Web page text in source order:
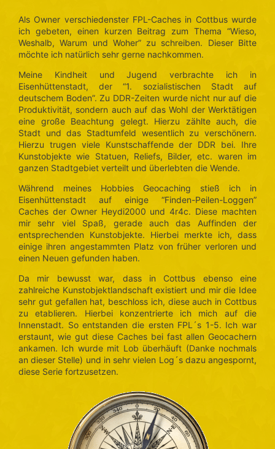
Als Owner verschiedenster FPL-Caches in Cottbus wurde
ich gebeten, einen kurzen Beitrag zum Thema “Wieso,
Weshalb, Warum und Woher” zu schreiben. Dieser Bitte
möchte ich natürlich sehr gerne nachkommen.
Meine Kindheit und Jugend verbrachte ich in
Eisenhüttenstadt, der “1. sozialistischen Stadt auf
deutschem Boden”. Zu DDR-Zeiten wurde nicht nur auf die
Produktivität, sondern auch auf das Wohl der Werktätigen
eine große Beachtung gelegt. Hierzu zählte auch, die
Stadt und das Stadtumfeld wesentlich zu verschönern.
Hierzu trugen viele Kunstschaffende der DDR bei. Ihre
Kunstobjekte wie Statuen, Reliefs, Bilder, etc. waren im
ganzen Stadtgebiet verteilt und überlebten die Wende.
Während meines Hobbies Geocaching stieß ich in
Eisenhüttenstadt auf einige “Finden-Peilen-Loggen”
Caches der Owner Heydi2000 und 4r4c. Diese machten
mir sehr viel Spaß, gerade auch das Auffinden der
entsprechenden Kunstobjekte. Hierbei merkte ich, dass
einige ihren angestammten Platz von früher verloren und
einen Neuen gefunden haben.
Da mir bewusst war, dass in Cottbus ebenso eine
zahlreiche Kunstobjektlandschaft existiert und mir die Idee
sehr gut gefallen hat, beschloss ich, diese auch in Cottbus
zu etablieren. Hierbei konzentrierte ich mich auf die
Innenstadt. So entstanden die ersten FPL´s 1-5. Ich war
erstaunt, wie gut diese Caches bei fast allen Geocachern
ankamen. Ich wurde mit Lob überhäuft (Danke nochmals
an dieser Stelle) und in sehr vielen Log´s dazu angespornt,
diese Serie fortzusetzen.